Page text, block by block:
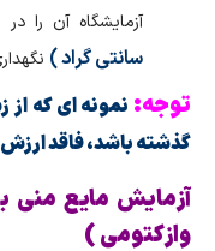
آزمایشگاه آن را
سانتی گراد )
توجه: نمونه ای که
گذشته باشد، فاقد
آزمایش مایع منی
وازکتومی )